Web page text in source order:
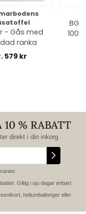
- Gås med
ranka
579 kr
10 % RABATT
direkt i din inkorg.
Giltig i sju dagar enbart
heliumballonger eller